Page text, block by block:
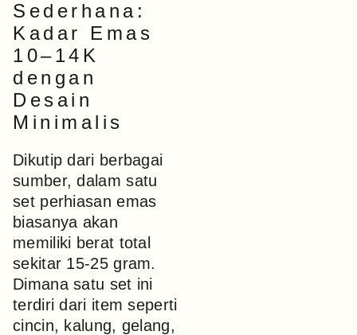
Sederhana:
Kadar Emas
10–14K
dengan
Desain
Minimalis
Dikutip dari berbagai
sumber, dalam satu
set perhiasan emas
biasanya akan
memiliki berat total
sekitar 15-25 gram.
Dimana satu set ini
terdiri dari item seperti
cincin, kalung, gelang,